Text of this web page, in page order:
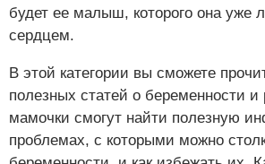
будет ее малыш, которого она уже
сердцем.
В этой категории вы сможете
полезных статей о беременности
мамочки смогут найти полезную
проблемах, с которыми можно